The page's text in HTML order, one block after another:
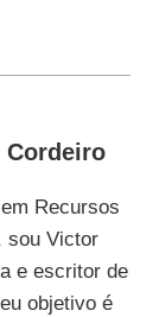
Cordeiro
Recursos
sou Victor
e escritor de
objetivo é